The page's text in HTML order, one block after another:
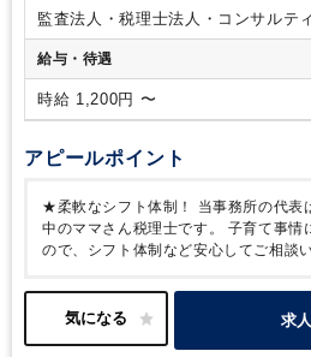
監査法人・税理士法人・コンサルテ
所）
給与・待遇
時給 1,200円 〜
アピールポイント
★柔軟なシフト体制！
当事務所の代表
中のママさん税理士です。
子育て事情
ので、シフト体制など安心してご相談
求